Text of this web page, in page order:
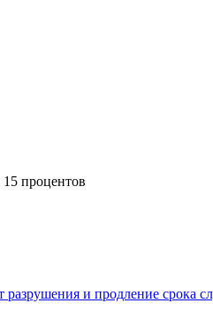
процентов
разрушения и продление срока